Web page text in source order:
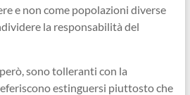
e non come popolazioni diverse
la responsabilità del
sono tolleranti con la
estinguersi piuttosto che